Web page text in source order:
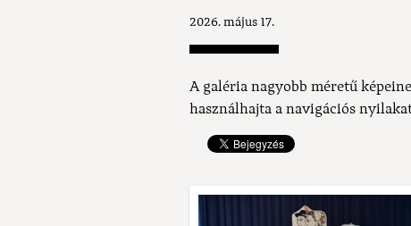
2026. május 17.
A galéria nagyobb méretű
használhajta a navigációs